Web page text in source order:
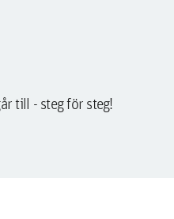
till - steg för steg!